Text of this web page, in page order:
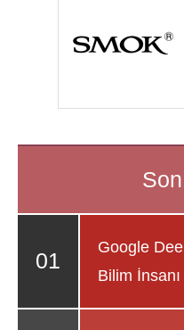
Google
Bilim